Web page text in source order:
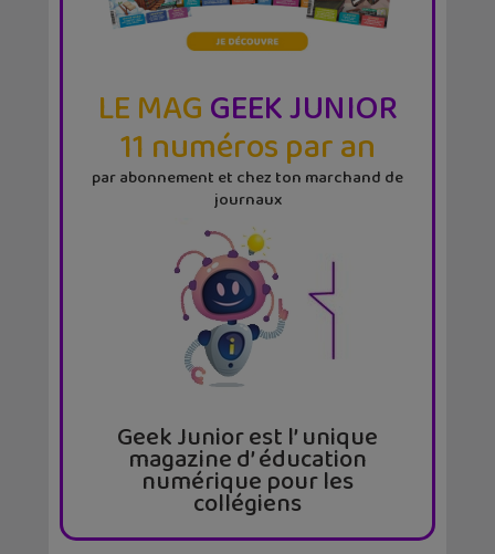
LE MAGGEEK JUNIOR
11 numéros par an
par abonnement et chez ton marchand de
journaux
Geek Junior est l’ unique
magazine d’ éducation
numérique pour les
collégiens